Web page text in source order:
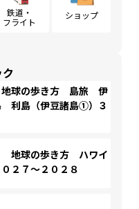
鉄道・
フライト
ショップ
球の歩き方 島旅 伊
利島（伊豆諸島①）３
地球の歩き方 ハワイ
２７～２０２８